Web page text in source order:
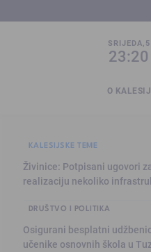
SRIJEDA,5
23:20
O
KALESIJSKE TEME
Živinice: Potpisani ugovori
realizaciju nekoliko
DRUŠTVO I POLITIKA
Osigurani besplatni
učenike osnovnih škola u